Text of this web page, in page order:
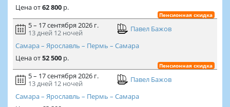
Ценаот62 800р.
Пенсионная скидка
5 – 17 сентября 2026 г.
13 дней 12 ночей
Павел Бажов
Самара – Ярославль – Пермь – Самара
Ценаот52 500р.
Пенсионная скидка
5 – 17 сентября 2026 г.
13 дней 12 ночей
Павел Бажов
Самара – Ярославль – Пермь – Самара